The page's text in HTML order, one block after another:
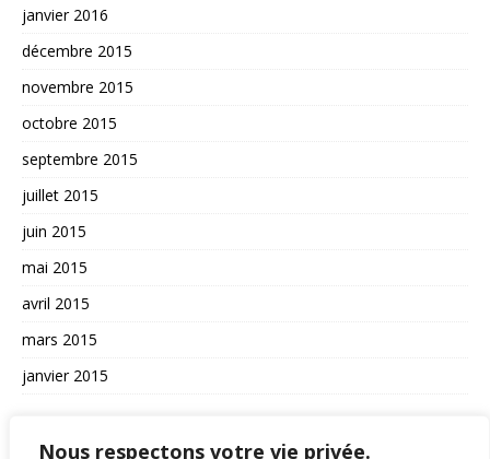
Nous respectons votre vie privée.
janvier 2016
décembre 2015
novembre 2015
octobre 2015
septembre 2015
juillet 2015
juin 2015
mai 2015
avril 2015
mars 2015
janvier 2015